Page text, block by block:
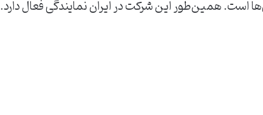
است. همین‌طور این شرکت در ایران نمایندگی فعال دارد.